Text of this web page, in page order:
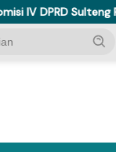
Perda